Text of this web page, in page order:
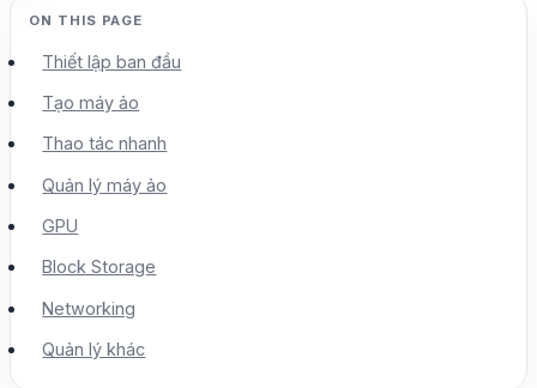
Thiết lập ban đầu
Tạo máy ảo
Thao tác nhanh
Quản lý máy ảo
GPU
Block Storage
Networking
Quản lý khác